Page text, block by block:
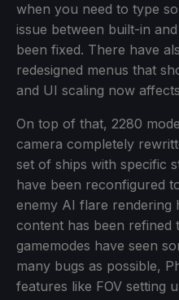
when you need to type
issue between built-in
been fixed. There have
redesigned menus that
and UI scaling now
On top of that, 2280
camera completely
set of ships with specific
have been reconfigured
enemy AI flare rendering
content has been refined
gamemodes have seen
many bugs as possible,
features like FOV setting